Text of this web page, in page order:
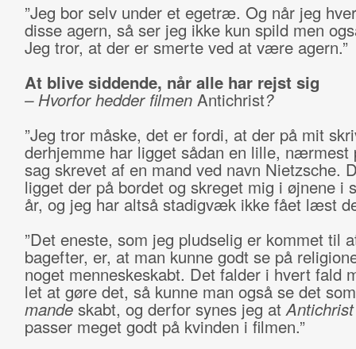
”Jeg bor selv under et egetræ. Og når jeg
disse agern, så ser jeg ikke kun spild men
Jeg tror, at der er smerte ved at være agern.”
At blive siddende, når alle har rejst sig
– Hvorfor hedder filmen Antichrist?
”Jeg tror måske, det er fordi, at der på mit
derhjemme har ligget sådan en lille, nærmest
sag skrevet af en mand ved navn Nietzsche.
ligget der på bordet og skreget mig i øjnene i
år, og jeg har altså stadigvæk ikke fået læst
”Det eneste, som jeg pludselig er kommet til
bagefter, er, at man kunne godt se på
noget menneskeskabt. Det falder i hvert fald
let at gøre det, så kunne man også se det
mandeskabt, og derfor synes jeg atAntichrist
passer meget godt på kvinden i filmen.”